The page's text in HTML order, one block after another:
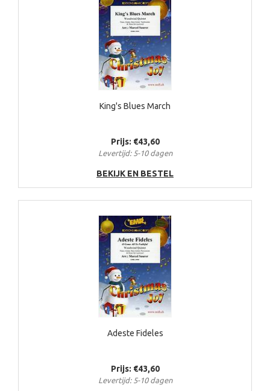
King's Blues March
Prijs: €43,60
Levertijd: 5-10 dagen
BEKIJK EN BESTEL
Adeste Fideles
Prijs: €43,60
Levertijd: 5-10 dagen